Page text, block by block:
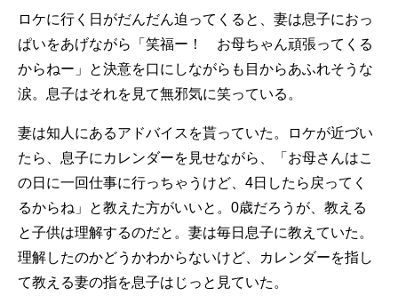
ロケに行く日がだんだん迫ってくると、妻は息子におっ
ぱいをあげながら「笑福ー！ お母ちゃん頑張ってくる
からねー」と決意を口にしながらも目からあふれそうな
涙。息子はそれを見て無邪気に笑っている。
妻は知人にあるアドバイスを貰っていた。ロケが近づい
たら、息子にカレンダーを見せながら、「お母さんはこ
の日に一回仕事に行っちゃうけど、4日したら戻ってく
るからね」と教えた方がいいと。0歳だろうが、教える
と子供は理解するのだと。妻は毎日息子に教えていた。
理解したのかどうかわからないけど、カレンダーを指し
て教える妻の指を息子はじっと見ていた。